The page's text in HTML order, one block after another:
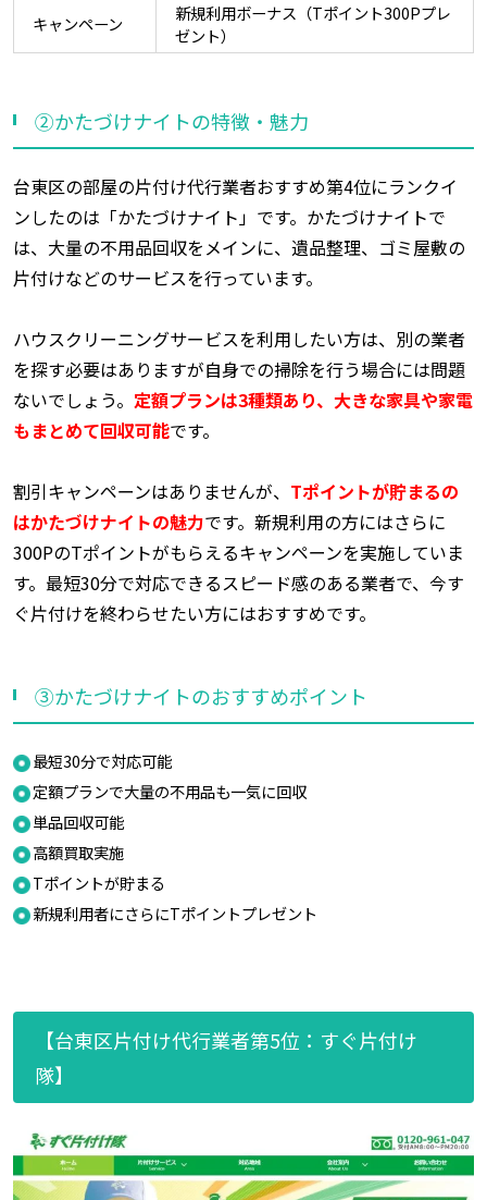
キャンペーン
新規利用ボーナス（Tポイント300Pプレ
ゼント）
②かたづけナイトの特徴・魅力
台東区の部屋の片付け代行業者おすすめ第4位にランクイ
ンしたのは「かたづけナイト」です。かたづけナイトで
は、大量の不用品回収をメインに、遺品整理、ゴミ屋敷の
片付けなどのサービスを行っています。
ハウスクリーニングサービスを利用したい方は、別の業者
を探す必要はありますが自身での掃除を行う場合には問題
ないでしょう。 定額プランは3種類あり、大きな家具や家電
もまとめて回収可能です。
割引キャンペーンはありませんが、 Tポイントが貯まるの
はかたづけナイトの魅力です。新規利用の方にはさらに
300PのTポイントがもらえるキャンペーンを実施していま
す。最短30分で対応できるスピード感のある業者で、今す
ぐ片付けを終わらせたい方にはおすすめです。
③かたづけナイトのおすすめポイント
最短30分で対応可能
定額プランで大量の不用品も一気に回収
単品回収可能
高額買取実施
Tポイントが貯まる
新規利用者にさらにTポイントプレゼント
【台東区片付け代行業者第5位：すぐ片付け
隊】